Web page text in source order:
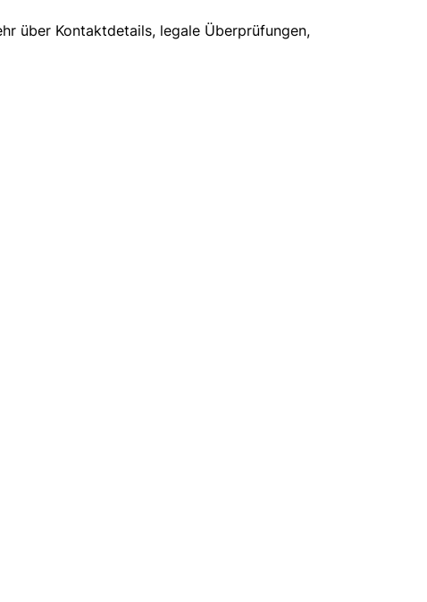
über Kontaktdetails, legale Überprüfungen,